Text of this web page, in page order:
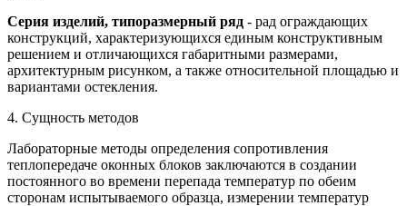
Серия изделий, типоразмерный ряд - рад ограждающих
конструкций, характеризующихся единым конструктивным
решением и отличающихся габаритными размерами,
архитектурным рисунком, а также относительной площадью и
вариантами остекления.
4. Сущность методов
Лабораторные методы определения сопротивления
теплопередаче оконных блоков заключаются в создании
постоянного во времени перепада температур по обеим
сторонам испытываемого образца, измерении температур